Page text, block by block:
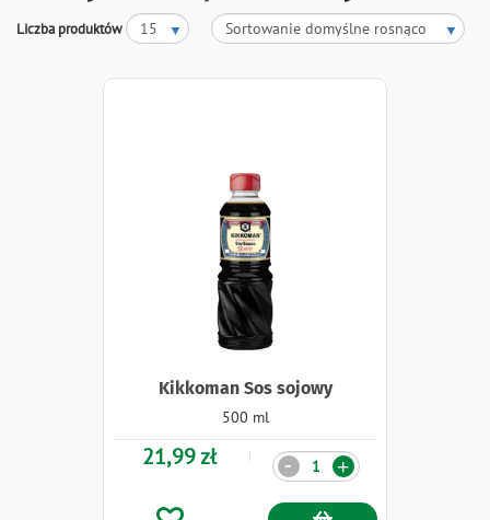
Liczba produktów
Kikkoman Sos sojowy
500 ml
21,99 zł Ilość +
-